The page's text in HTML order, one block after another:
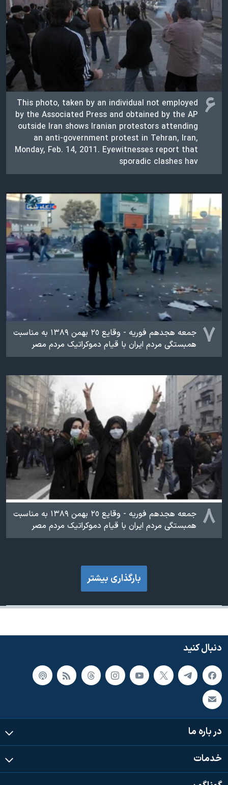
۶
This photo, taken by an individual not employed
by the Associated Press and obtained by the AP
outside Iran shows Iranian protestors attending
an anti-government protest in Tehran, Iran,
Monday, Feb. 14, 2011. Eyewitnesses report that
sporadic clashes hav
۷
جمعه هجدهم فوریه - وقایع ٢٥ بهمن ۱۳۸۹ به مناسبت
همبستگی مردم ایران با قیام دموکراتیک مردم مصر
۸
جمعه هجدهم فوریه - وقایع ٢٥ بهمن ۱۳۸۹ به مناسبت
همبستگی مردم ایران با قیام دموکراتیک مردم مصر
بارگذاری بیشتر
دنبال کنید
در باره ما
خدمات